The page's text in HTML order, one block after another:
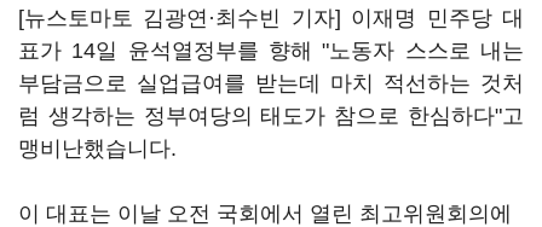
[뉴스토마토 김광연·최수빈 기자] 이재명 민주당 대
표가 14일 윤석열정부를 향해 "노동자 스스로 내는
부담금으로 실업급여를 받는데 마치 적선하는 것처
럼 생각하는 정부여당의 태도가 참으로 한심하다"고
맹비난했습니다.
이 대표는 이날 오전 국회에서 열린 최고위원회의에